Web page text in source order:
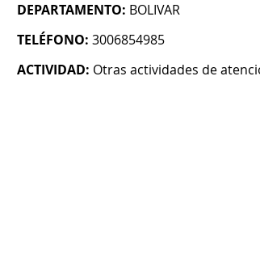
DEPARTAMENTO: BOLIVAR
TELÉFONO: 3006854985
ACTIVIDAD: Otras actividades de